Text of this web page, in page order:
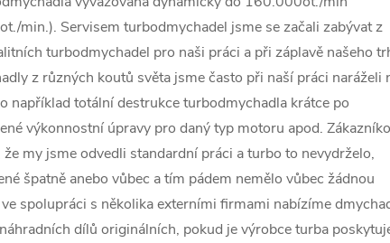
min.). Servisem turbodmychadel jsme se začali zabývat z
turbodmychadel pro naši práci a při záplavě našeho
z různých koutů světa jsme často při naší práci naráželi
například totální destrukce turbodmychadla krátce po
výkonnostní úpravy pro daný typ motoru apod.
že my jsme odvedli standardní práci a turbo to nevydrželo,
špatně anebo vůbec a tím pádem nemělo vůbec žádnou
spolupráci s několika externími firmami nabízíme
dílů originálních, pokud je výrobce turba